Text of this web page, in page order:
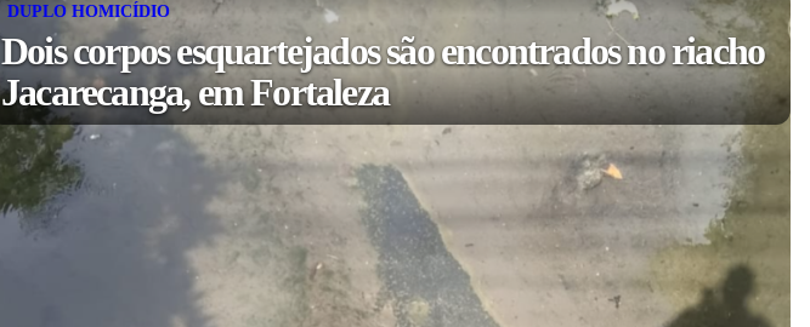
DUPLO HOMICÍDIO
Dois corpos esquartejados são encontrados no riacho
Jacarecanga, em Fortaleza